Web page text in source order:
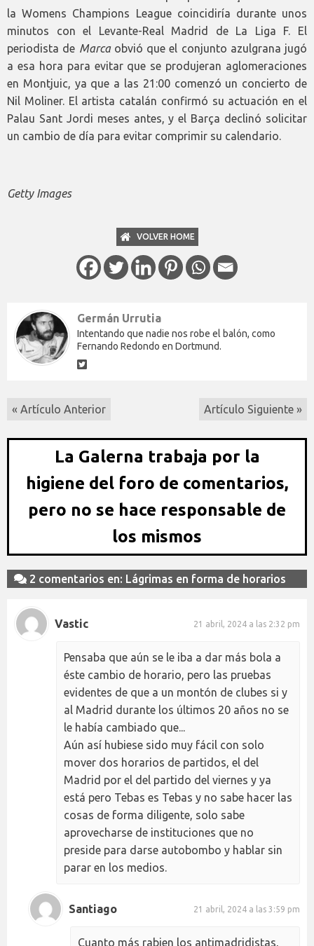
la Womens Champions League coincidiría durante unos
minutos con el Levante-Real Madrid de La Liga F. El
periodista de Marca obvió que el conjunto azulgrana jugó
a esa hora para evitar que se produjeran aglomeraciones
en Montjuic, ya que a las 21:00 comenzó un concierto de
Nil Moliner. El artista catalán confirmó su actuación en el
Palau Sant Jordi meses antes, y el Barça declinó solicitar
un cambio de día para evitar comprimir su calendario.
Getty Images
VOLVER HOME
Germán Urrutia
Intentando que nadie nos robe el balón, como
Fernando Redondo en Dortmund.
« Artículo Anterior Artículo Siguiente »
La Galerna trabaja por la
higiene del foro de comentarios,
pero no se hace responsable de
los mismos
2 comentarios en: Lágrimas en forma de horarios
Vastic 21 abril, 2024 a las 2:32 pm
Pensaba que aún se le iba a dar más bola a
éste cambio de horario, pero las pruebas
evidentes de que a un montón de clubes si y
al Madrid durante los últimos 20 años no se
le había cambiado que...
Aún así hubiese sido muy fácil con solo
mover dos horarios de partidos, el del
Madrid por el del partido del viernes y ya
está pero Tebas es Tebas y no sabe hacer las
cosas de forma diligente, solo sabe
aprovecharse de instituciones que no
preside para darse autobombo y hablar sin
parar en los medios.
Santiago 21 abril, 2024 a las 3:59 pm
Cuanto más rabien los antimadridistas,